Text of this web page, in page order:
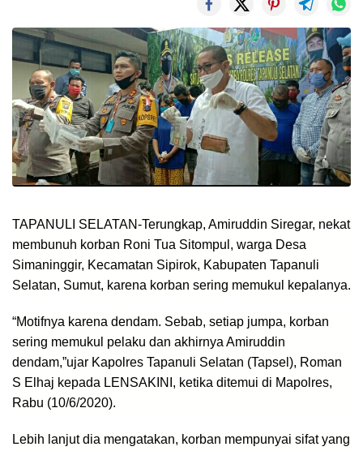
TAPANULI SELATAN-Terungkap, Amiruddin Siregar, nekat
membunuh korban Roni Tua Sitompul, warga Desa
Simaninggir, Kecamatan Sipirok, Kabupaten Tapanuli
Selatan, Sumut, karena korban sering memukul kepalanya.
“Motifnya karena dendam. Sebab, setiap jumpa, korban
sering memukul pelaku dan akhirnya Amiruddin
dendam,”ujar Kapolres Tapanuli Selatan (Tapsel), Roman
S Elhaj kepada LENSAKINI, ketika ditemui di Mapolres,
Rabu (10/6/2020).
Lebih lanjut dia mengatakan, korban mempunyai sifat yang